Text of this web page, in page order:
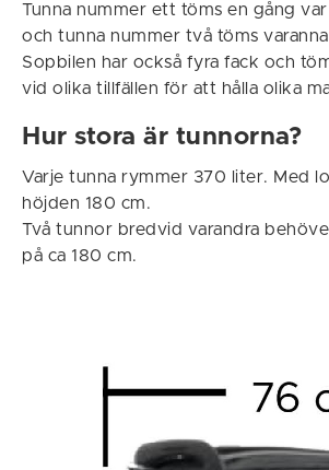
Tunna nummer ett töms en gång
och tunna nummer två töms
Sopbilen har också fyra fack och
vid olika tillfällen för att hålla olika
Hur stora är tunnorna?
Varje tunna rymmer 370 liter. Med
höjden 180 cm.
Två tunnor bredvid varandra
på ca 180 cm.